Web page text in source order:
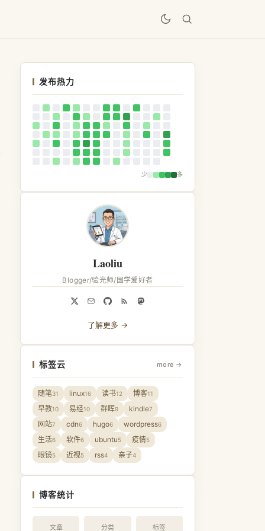
发布热力
少 多
Laoliu
Blogger/验光师/国学爱好者
了解更多 →
标签云 more →
随笔31 linux16 读书12 博客11
早教10 易经10 群晖9 kindle7
网站7 cdn6 hugo6 wordpress6
生活6 软件6 ubuntu5 疫情5
眼镜5 近视5 rss4 亲子4
博客统计
文章 分类 标签